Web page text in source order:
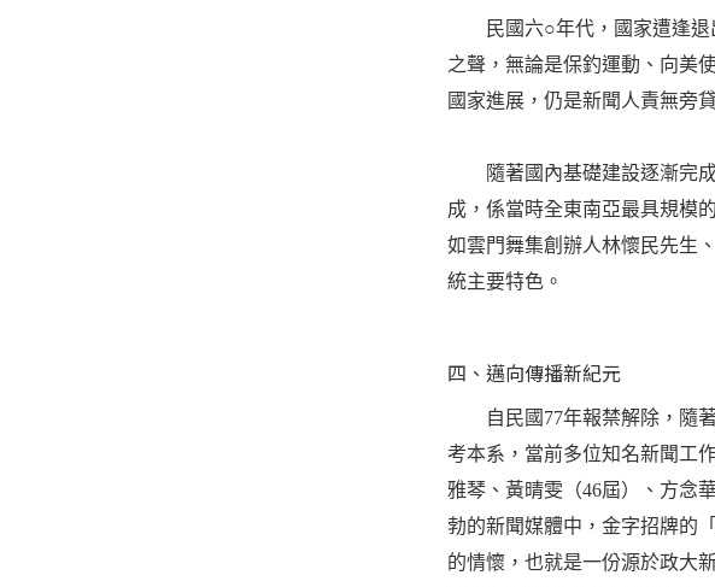
民國六○年代，國家遭逢
之聲，無論是保釣運動、向美
國家進展，仍是新聞人責無旁
隨著國內基礎建設逐漸完成
成，係當時全東南亞最具規模
如雲門舞集創辦人林懷民先生
統主要特色。
四、邁向傳播新紀元
自民國77年報禁解除，隨著
考本系，當前多位知名新聞工
雅琴、黃晴雯（46屆）、方念
勃的新聞媒體中，金字招牌的
的情懷，也就是一份源於政大